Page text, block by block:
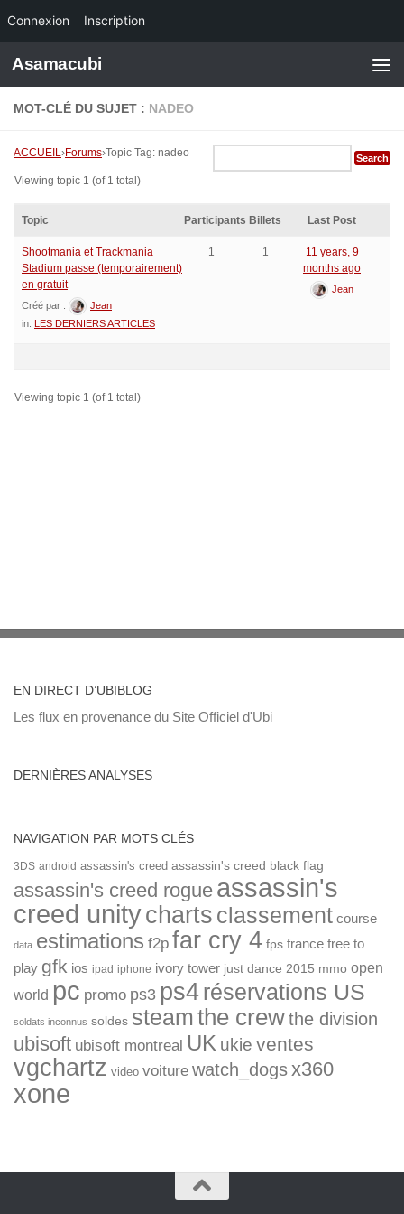
Connexion Inscription
Skip to content
Asamacubi
MOT-CLÉ DU SUJET : NADEO
ACCUEIL›Forums›Topic Tag: nadeo
Viewing topic 1 (of 1 total)
Topic Participants Billets Last Post
Shootmania et Trackmania
Stadium passe (temporairement)
en gratuit
Créé par :
Jean
in: LES DERNIERS ARTICLES
1 1
11 years, 9
months ago
Jean
Viewing topic 1 (of 1 total)
EN DIRECT D’UBIBLOG
Les flux en provenance du Site Officiel d'Ubi
DERNIÈRES ANALYSES
NAVIGATION PAR MOTS CLÉS
3DS android assassin's creed assassin's creed black flag
assassin's creed rogue assassin's
creed unitycharts classement course
data estimations f2p far cry 4 fps france free to
play gfk ios ipad iphone ivory tower just dance 2015 mmo open
world pc promo ps3 ps4réservations US
soldats inconnus soldes steamthe crewthe division
ubisoft ubisoft montreal UK ukie ventes
vgchartz video voiture watch_dogsx360
xone